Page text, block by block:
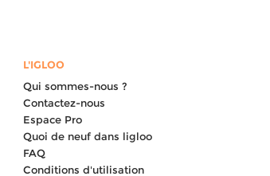
L'IGLOO
Qui sommes-nous ?
Contactez-nous
Espace Pro
Quoi de neuf dans ligloo
FAQ
Conditions d'utilisation